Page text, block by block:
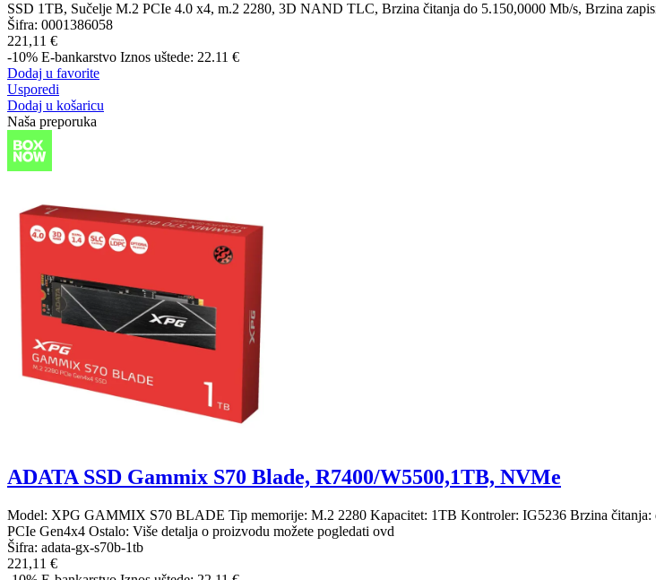
SSD 1TB, Sučelje M.2 PCIe 4.0 x4, m.2 2280, 3D NAND TLC, Brzina čitanja do 5.150,0000 Mb/s, Brzina
Šifra: 0001386058
221,11 €
-10% E-bankarstvo Iznos uštede: 22.11 €
Dodaj u favorite
Usporedi
Dodaj u košaricu
Naša preporuka
ADATA SSD Gammix S70 Blade, R7400/W5500,1TB, NVMe
Model: XPG GAMMIX S70 BLADE Tip memorije: M.2 2280 Kapacitet: 1TB Kontroler: IG5236 Brzina čitanja:
PCIe Gen4x4 Ostalo: Više detalja o proizvodu možete pogledati ovd
Šifra: adata-gx-s70b-1tb
221,11 €